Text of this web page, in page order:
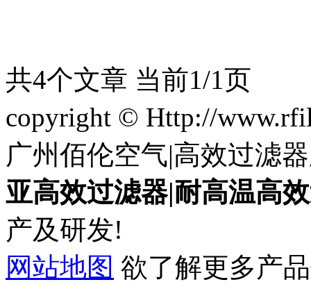
共4个文章 当前1/1页
copyright © Http://
广州佰伦空气|高效过滤
亚高效过滤器|耐高温高
产及研发!
网站地图 欲了解更多产